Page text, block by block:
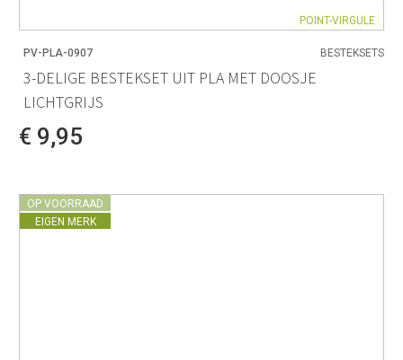
POINT-VIRGULE
PV-PLA-0907 BESTEKSETS
3-DELIGE BESTEKSET UIT PLA MET DOOSJE
LICHTGRIJS
€ 9,95
OP VOORRAAD
EIGEN MERK